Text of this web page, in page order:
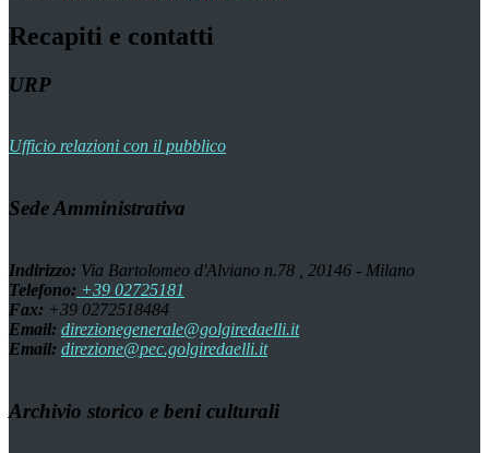
Recapiti e contatti
URP
Ufficio relazioni con il pubblico
Sede Amministrativa
Indirizzo: Via Bartolomeo d'Alviano n.78 , 20146 - Milano
Telefono: +39 02725181
Fax: +39 0272518484
Email: direzionegenerale@golgiredaelli.it
Email: direzione@pec.golgiredaelli.it
Archivio storico e beni culturali